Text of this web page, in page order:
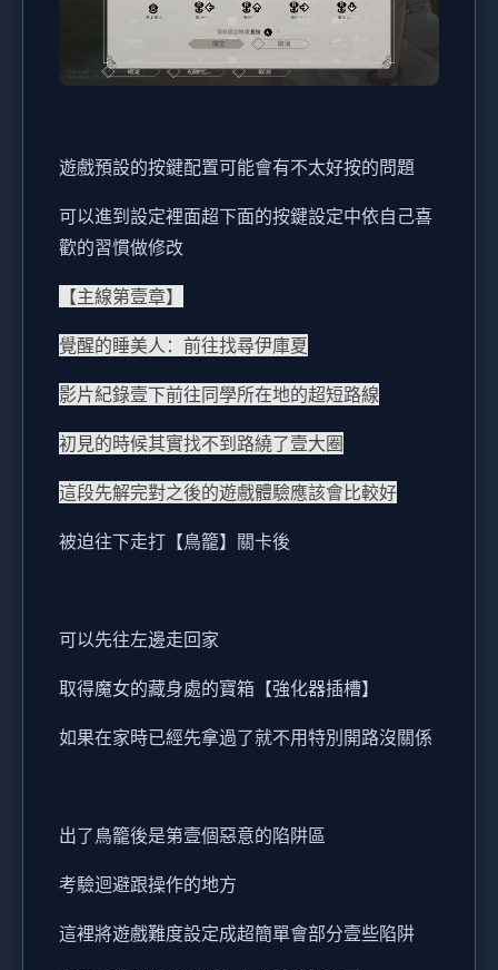
遊戲預設的按鍵配置可能會有不太好按的問題
可以進到設定裡面超下面的按鍵設定中依自己喜
歡的習慣做修改
【主線第壹章】
覺醒的睡美人：前往找尋伊庫夏
影片紀錄壹下前往同學所在地的超短路線
初見的時候其實找不到路繞了壹大圈
這段先解完對之後的遊戲體驗應該會比較好
被迫往下走打【鳥籠】關卡後
可以先往左邊走回家
取得魔女的藏身處的寶箱【強化器插槽】
如果在家時已經先拿過了就不用特別開路沒關係
出了鳥籠後是第壹個惡意的陷阱區
考驗迴避跟操作的地方
這裡將遊戲難度設定成超簡單會部分壹些陷阱